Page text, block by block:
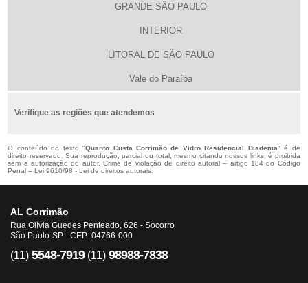
GRANDE SÃO PAULO
INTERIOR
LITORAL DE SÃO PAULO
Vale do Paraíba
Verifique as regiões que atendemos
O conteúdo do texto "Quanto Custa Corrimão de Vidro Residencial Diadema" é de
direito reservado. Sua reprodução, parcial ou total, mesmo citando nossos links, é proibida
sem a autorização do autor. Crime de violação de direito autoral – artigo 184 do Código
Penal –Lei 9610/98 - Lei de direitos autorais
AL Corrimão
Rua Olívia Guedes Penteado, 626 - Socorro
São Paulo-SP - CEP: 04766-000
(11) 5548-7919 (11) 98988-7838